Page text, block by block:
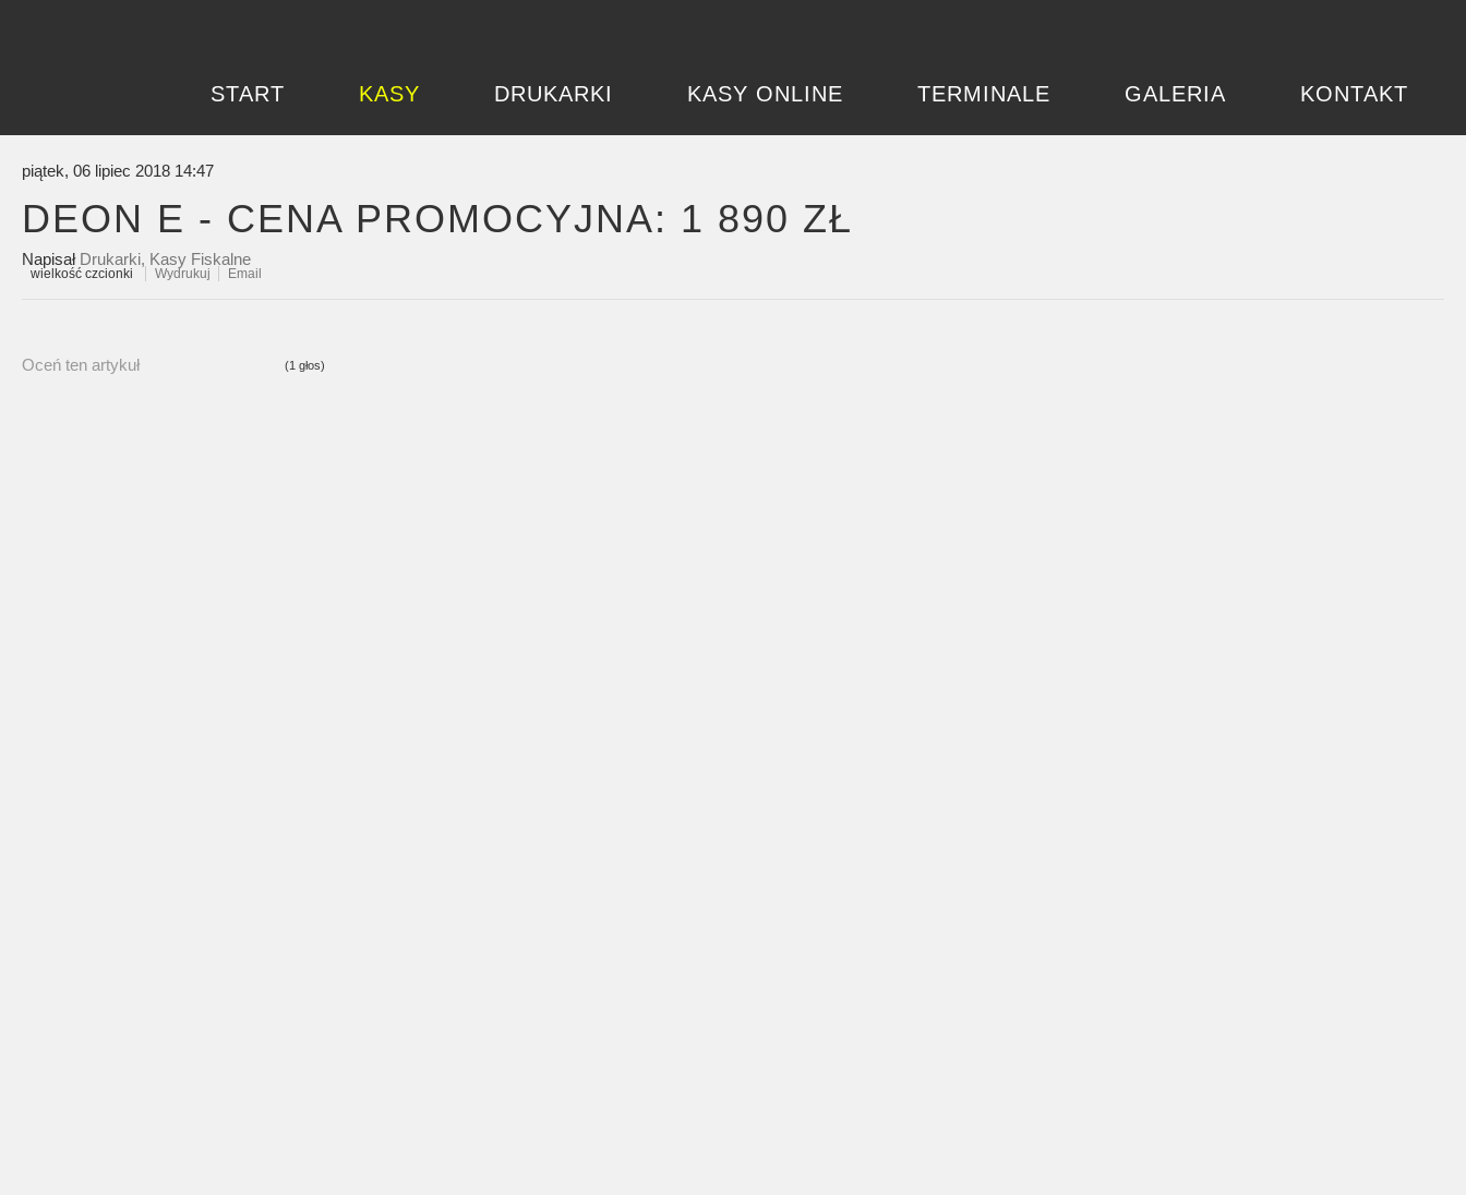
START KASY DRUKARKI KASY ONLINE TERMINALE GALERIA KONTAKT
piątek, 06 lipiec 2018 14:47
DEON E - CENA PROMOCYJNA: 1 890 ZŁ
Napisał Drukarki, Kasy Fiskalne
wielkość czcionki Wydrukuj Email
Oceń ten artykuł (1 głos)